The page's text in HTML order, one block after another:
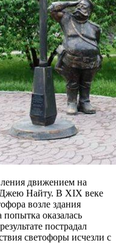
движением на
Джею Найту. В XIX веке
возле здания
попытка оказалась
пострадал
светофоры исчезли с